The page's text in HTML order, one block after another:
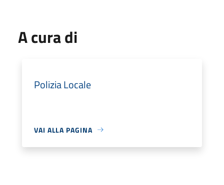
A cura di
Polizia Locale
VAI ALLA PAGINA